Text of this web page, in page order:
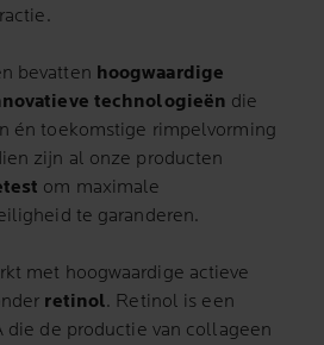
bevatten hoogwaardige
technologieën die
én toekomstige rimpelvorming
zijn al onze producten
om maximale
te garanderen.
met hoogwaardige actieve
retinol. Retinol is een
die de productie van collageen